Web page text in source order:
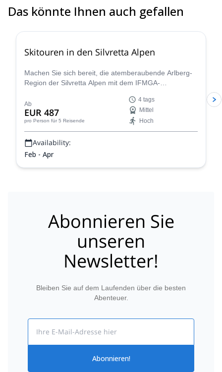
Das könnte Ihnen auch gefallen4.4
Skitouren in den Silvretta Alpen
Machen Sie sich bereit, die atemberaubende Arlberg-
Region der Silvretta Alpen mit dem IFMGA-
Sie ikonische Gipfel wie den Piz Buin und entdecken
Sie die vielen versteckten Täler, die auf Sie warten.
Ab
EUR 487
pro Person für 5 Reisende
4 tags
Mittel
Hoch
Availability:
Feb - Apr
Abonnieren Sie
unseren
Newsletter!
Bleiben Sie auf dem Laufenden über die besten
Abenteuer.
Abonnieren!